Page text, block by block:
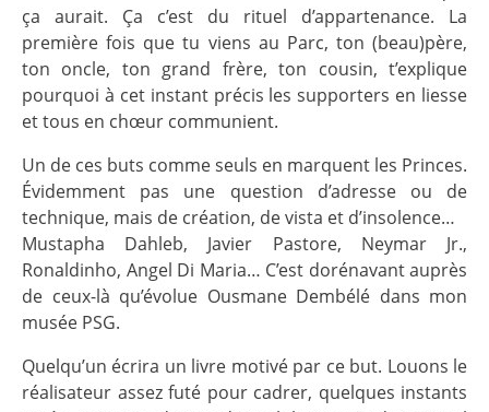
ça aurait. Ça c’est du rituel d’appartenance. La
première fois que tu viens au Parc, ton (beau)père,
ton oncle, ton grand frère, ton cousin, t’explique
pourquoi à cet instant précis les supporters en liesse
et tous en chœur communient.
Un de ces buts comme seuls en marquent les Princes.
Évidemment pas une question d’adresse ou de
technique, mais de création, de vista et d’insolence…
Mustapha Dahleb, Javier Pastore, Neymar Jr.,
Ronaldinho, Angel Di Maria… C’est dorénavant auprès
de ceux-là qu’évolue Ousmane Dembélé dans mon
musée PSG.
Quelqu’un écrira un livre motivé par ce but. Louons le
réalisateur assez futé pour cadrer, quelques instants